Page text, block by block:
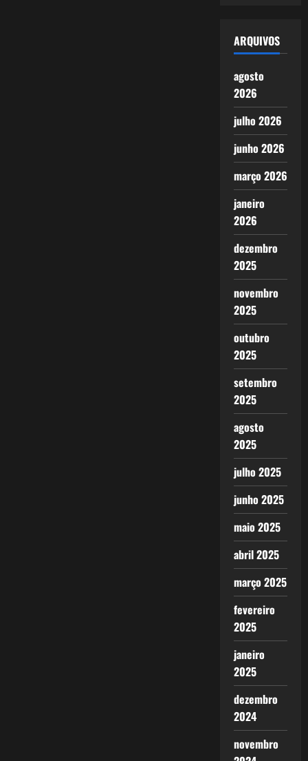
ARQUIVOS
agosto
2026
julho 2026
junho 2026
março 2026
janeiro
2026
dezembro
2025
novembro
2025
outubro
2025
setembro
2025
agosto
2025
julho 2025
junho 2025
maio 2025
abril 2025
março 2025
fevereiro
2025
janeiro
2025
dezembro
2024
novembro